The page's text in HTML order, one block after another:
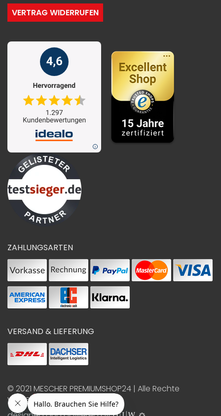
VERTRAG WIDERRUFEN
ZAHLUNGSARTEN
VERSAND & LIEFERUNG
© 2021 MESCHER PREMIUMSHOP24 | Alle Rechte
vorbehalten